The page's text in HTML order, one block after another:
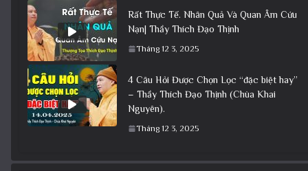
Rất Thực Tế. Nhân Quả Và Quan Âm Cứu
Nạn| Thầy Thích Đạo Thịnh
Tháng 12 3, 2025
4 Câu Hỏi Được Chọn Lọc “đặc biệt hay”
– Thầy Thích Đạo Thịnh (Chùa Khai
Nguyên).
Tháng 12 3, 2025